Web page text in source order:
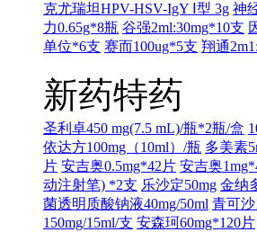
克尤瑞坦HPV-HSV-IgY Ⅰ型 3g 神
力0.65g*8瓶 谷强2ml:30mg*10支
单位*6支 赛而100ug*5支 翔通
新药特药
圣利卓450 mg(7.5 mL)/瓶*2瓶/盒
依达方100mg（10ml）/瓶 多美素
片 安吉奥0.5mg*42片 安吉奥
动注射笔) *2支 乐沙定50mg 金纳
菌透明质酸钠液40mg/50ml 青可沙
150mg/15ml/支 安森珂60mg*120片